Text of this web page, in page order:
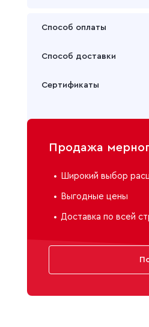
Способ оплаты
Способ доставки
или через транспортную
Сертификаты
Продажа
Широкий выбор
Выгодные цены
Доставка по всей